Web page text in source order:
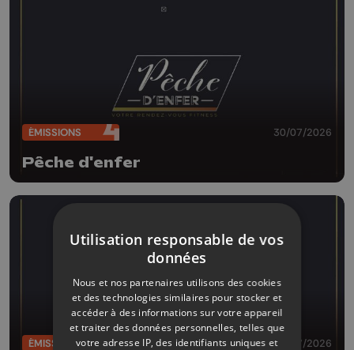
ÉMISSIONS 30/07/2026
Pêche d'enfer
ÉMISSIONS 29/07/2026
Utilisation responsable de vos
données
Nous et nos partenaires utilisons des cookies
et des technologies similaires pour stocker et
accéder à des informations sur votre appareil
et traiter des données personnelles, telles que
votre adresse IP, des identifiants uniques et